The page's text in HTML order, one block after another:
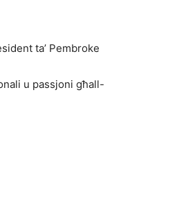
ta’ Pembroke
u passjoni għall-